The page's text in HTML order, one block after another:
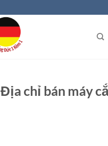
Địa chỉ bán máy